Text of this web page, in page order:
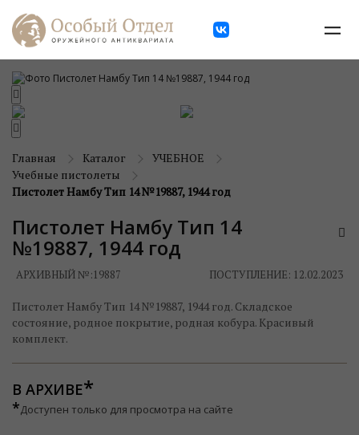
Главная Каталог
УЧЕБНОЕ
Учебные пистолеты
Пистолет Намбу Тип 14 №19887, 1944 год
Пистолет Намбу Тип 14
№19887, 1944 год
АРХИВНЫЙ №:19887 ПОСТУПЛЕНИЕ: 12.02.2023
Пистолет Намбу Тип 14 №19887, 1944 год. Складское
состояние, родное покрытие, родная кобура. Красивый
комплект.
В АРХИВЕ
*Доступен только для просмотра на сайте